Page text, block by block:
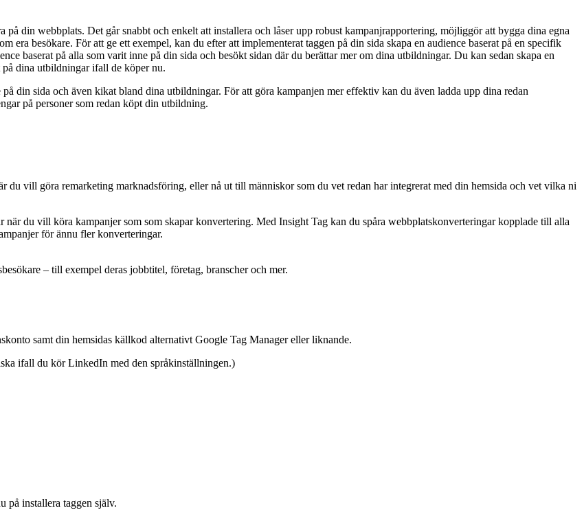
din webbplats. Det går snabbt och enkelt att installera och låser upp robust kampanjrapportering, möjliggör att bygga dina egna
besökare. För att ge ett exempel, kan du efter att implementerat taggen på din sida skapa en audience baserat på en specifik
baserat på alla som varit inne på din sida och besökt sidan där du berättar mer om dina utbildningar. Du kan sedan skapa en
dina utbildningar ifall de köper nu.
din sida och även kikat bland dina utbildningar. För att göra kampanjen mer effektiv kan du även ladda upp dina redan
på personer som redan köpt din utbildning.
du vill göra remarketing marknadsföring, eller nå ut till människor som du vet redan har integrerat med din hemsida och vet vilka ni
när du vill köra kampanjer som som skapar konvertering. Med Insight Tag kan du spåra webbplatskonverteringar kopplade till alla
för ännu fler konverteringar.
– till exempel deras jobbtitel, företag, branscher och mer.
samt din hemsidas källkod alternativt Google Tag Manager eller liknande.
ifall du kör LinkedIn med den språkinställningen.)
på installera taggen själv.